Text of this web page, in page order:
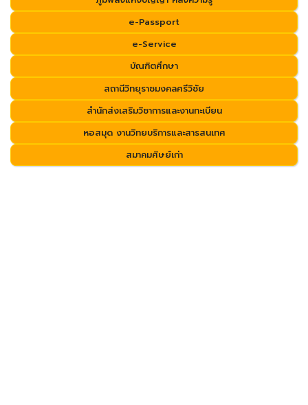
e-Passport
e-Service
บัณฑิตศึกษา
สถานีวิทยุราชมงคลศรีวิชัย
สำนักส่งเสริมวิชาการและงานทะเบียน
หอสมุด งานวิทยบริการและสารสนเทศ
สมาคมศิษย์เก่า